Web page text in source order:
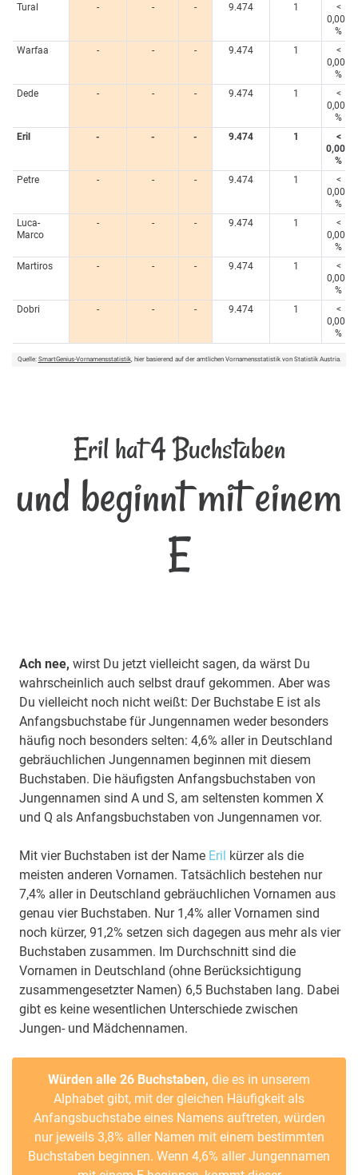
Tural
- - - 9.474 1
<
0,005
%
Warfaa
- - - 9.474 1
<
0,005
%
Dede
- - - 9.474 1
<
0,005
%
Eril
- - - 9.474 1
<
0,005
%
Petre
- - - 9.474 1
<
0,005
%
Luca-
Marco
- - - 9.474 1
<
0,005
%
Martiros
- - - 9.474 1
<
0,005
%
Dobri
- - - 9.474 1
<
0,005
%
Quelle: SmartGenius-Vornamensstatistik, hier basierend auf der amtlichen Vornamensstatistik von Statistik Austria.
Eril hat 4 Buchstaben
und beginnt mit einem
E
Ach nee, wirst Du jetzt vielleicht sagen, da wärst Du
wahrscheinlich auch selbst drauf gekommen. Aber was
Du vielleicht noch nicht weißt: Der Buchstabe E ist als
Anfangsbuchstabe für Jungennamen weder besonders
häufig noch besonders selten: 4,6% aller in Deutschland
gebräuchlichen Jungennamen beginnen mit diesem
Buchstaben. Die häufigsten Anfangsbuchstaben von
Jungennamen sind A und S, am seltensten kommen X
und Q als Anfangsbuchstaben von Jungennamen vor.
Mit vier Buchstaben ist der Name Eril kürzer als die
meisten anderen Vornamen. Tatsächlich bestehen nur
7,4% aller in Deutschland gebräuchlichen Vornamen aus
genau vier Buchstaben. Nur 1,4% aller Vornamen sind
noch kürzer, 91,2% setzen sich dagegen aus mehr als vier
Buchstaben zusammen. Im Durchschnitt sind die
Vornamen in Deutschland (ohne Berücksichtigung
zusammengesetzter Namen) 6,5 Buchstaben lang. Dabei
gibt es keine wesentlichen Unterschiede zwischen
Jungen- und Mädchennamen.
Würden alle 26 Buchstaben, die es in unserem
Alphabet gibt, mit der gleichen Häufigkeit als
Anfangsbuchstabe eines Namens auftreten, würden
nur jeweils 3,8% aller Namen mit einem bestimmten
Buchstaben beginnen. Wenn 4,6% aller Jungennamen